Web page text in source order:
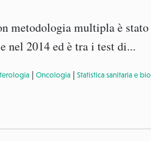
metodologia multipla è
nel 2014 ed è tra i test di...
| Oncologia | Statistica sanitaria e